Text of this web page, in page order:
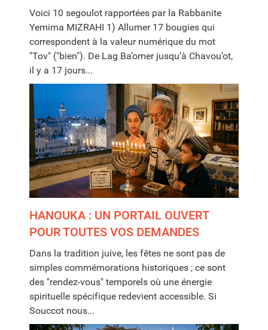
Voici 10 segoulot rapportées par la Rabbanite
Yemima MIZRAHI 1) Allumer 17 bougies qui
correspondent à la valeur numérique du mot
"Tov" ("bien"). De Lag Ba’omer jusqu’à Chavou’ot,
il y a 17 jours...
HANOUKA : UN PORTAIL OUVERT
POUR TOUTES VOS DEMANDES
Dans la tradition juive, les fêtes ne sont pas de
simples commémorations historiques ; ce sont
des "rendez-vous" temporels où une énergie
spirituelle spécifique redevient accessible. Si
Souccot nous...